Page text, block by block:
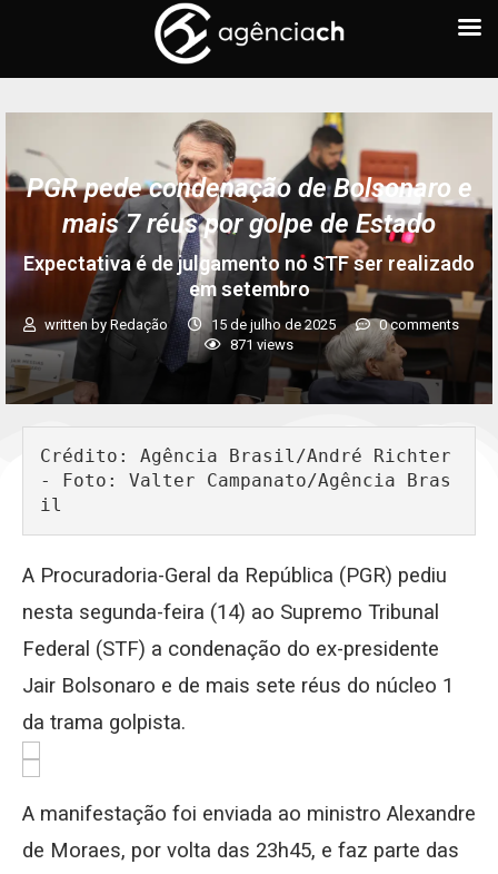
PGR pede condenação de Bolsonaro e
mais 7 réus por golpe de Estado
Expectativa é de julgamento no STF ser realizado
em setembro
written by Redação 15 de julho de 2025
0 comments
871 views
Crédito: Agência Brasil/André Richter
- Foto: Valter Campanato/Agência Bras
il
A Procuradoria-Geral da República (PGR) pediu
nesta segunda-feira (14) ao Supremo Tribunal
Federal (STF) a condenação do ex-presidente
Jair Bolsonaro e de mais sete réus do núcleo 1
da trama golpista.
A manifestação foi enviada ao ministro Alexandre
de Moraes, por volta das 23h45, e faz parte das